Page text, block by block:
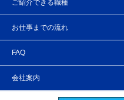
ご紹介できる職種
お仕事までの流れ
FAQ
会社案内